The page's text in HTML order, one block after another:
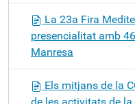
La 23a Fira
presencialitat amb
Manresa
Els mitjans de la